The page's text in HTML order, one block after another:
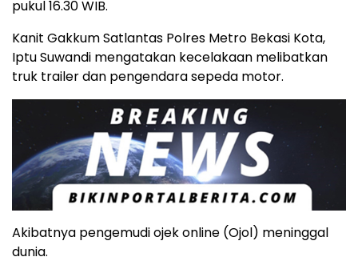
pukul 16.30 WIB.
Kanit Gakkum Satlantas Polres Metro Bekasi Kota,
Iptu Suwandi mengatakan kecelakaan melibatkan
truk trailer dan pengendara sepeda motor.
Akibatnya pengemudi ojek online (Ojol) meninggal
dunia.